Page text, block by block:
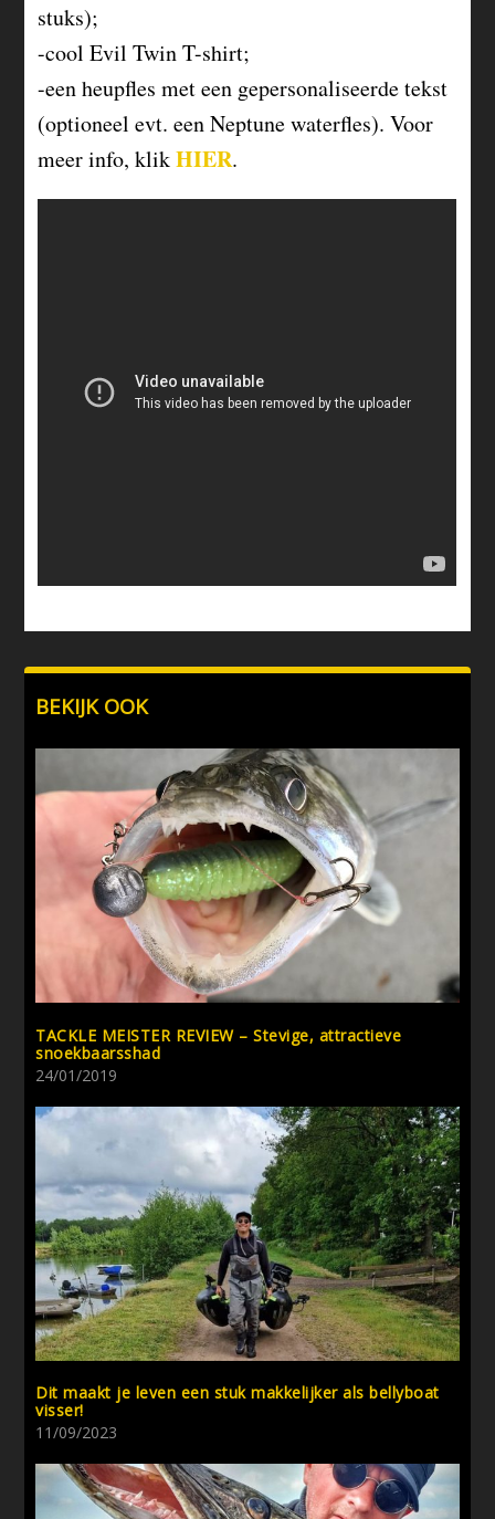
stuks);
-cool Evil Twin T-shirt;
-een heupfles met een gepersonaliseerde tekst
(optioneel evt. een Neptune waterfles). Voor
meer info, klikHIER.
BEKIJK OOK
TACKLE MEISTER REVIEW – Stevige, attractieve
snoekbaarsshad
24/01/2019
Dit maakt je leven een stuk makkelijker als bellyboat
visser!
11/09/2023